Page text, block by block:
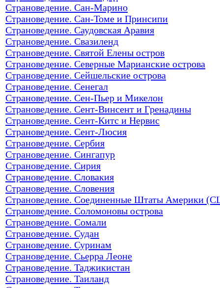
Страноведение. Сан-Марино
Страноведение. Сан-Томе и Принсипи
Страноведение. Саудовская Аравия
Страноведение. Свазиленд
Страноведение. Святой Елены остров
Страноведение. Северные Марианские острова
Страноведение. Сейшельские острова
Страноведение. Сенегал
Страноведение. Сен-Пьер и Микелон
Страноведение. Сент-Винсент и Гренадины
Страноведение. Сент-Китс и Нервис
Страноведение. Сент-Люсия
Страноведение. Сербия
Страноведение. Сингапур
Страноведение. Сирия
Страноведение. Словакия
Страноведение. Словения
Страноведение. Соединенные Штаты Америки
Страноведение. Соломоновы острова
Страноведение. Сомали
Страноведение. Судан
Страноведение. Суринам
Страноведение. Сьерра Леоне
Страноведение. Таджикистан
Страноведение. Таиланд